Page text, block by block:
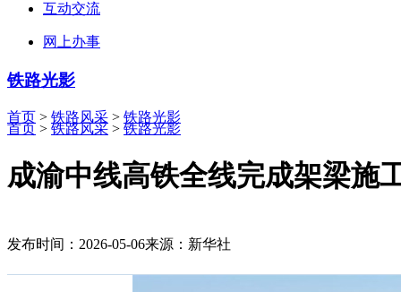
互动交流
网上办事
铁路光影
首页 > 铁路风采 > 铁路光影
首页 > 铁路风采 > 铁路光影
成渝中线高铁全线完成架梁施
发布时间：2026-05-06来源：新华社